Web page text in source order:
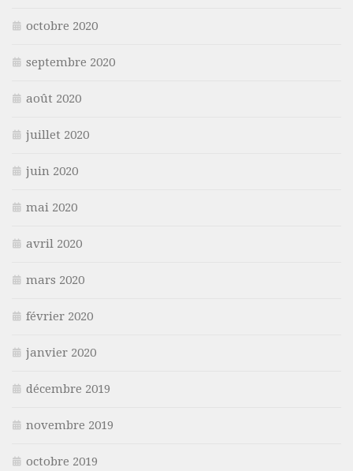
octobre 2020
septembre 2020
août 2020
juillet 2020
juin 2020
mai 2020
avril 2020
mars 2020
février 2020
janvier 2020
décembre 2019
novembre 2019
octobre 2019